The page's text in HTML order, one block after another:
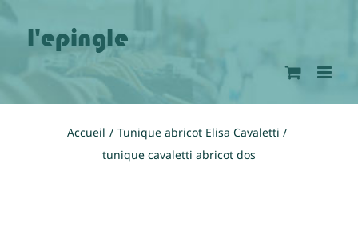
Accueil
Tunique abricot Elisa Cavaletti
tunique cavaletti abricot dos